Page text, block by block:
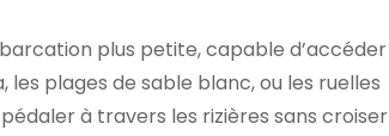
plus petite, capable d’accéder
les plages de sable blanc, ou les ruelles
à travers les rizières sans croiser